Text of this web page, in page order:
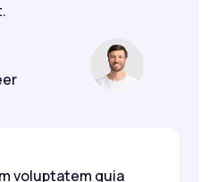
voluptatem quia